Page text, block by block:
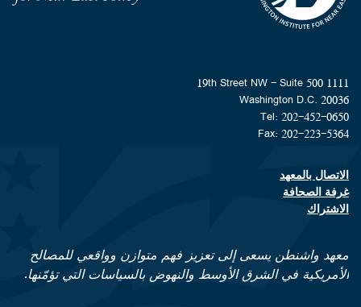
1111 19th Street NW - Suite 500
Washington D.C. 20036
Tel: 202-452-0650
Fax: 202-223-5364
Footer contact links
الاتصال بالمعهد
غرفة الصحافة
الاشتراك
معهد واشنطن يسعى إلى تعزيز فهم متوازن وواقعي للمصالح
الأمريكية في الشرق الأوسط والنهوض بالسياسات التي تؤمّنها.